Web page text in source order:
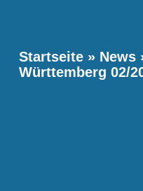
Startseite» News
Württemberg 02/